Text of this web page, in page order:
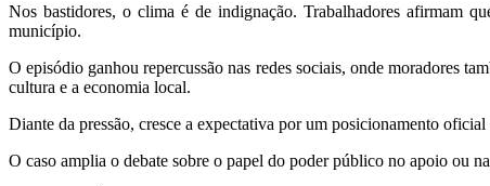
Nos bastidores, o clima é de indignação. Trabalhadores afirmam
município.
O episódio ganhou repercussão nas redes sociais, onde moradores
cultura e a economia local.
Diante da pressão, cresce a expectativa por um posicionamento
O caso amplia o debate sobre o papel do poder público no apoio ou